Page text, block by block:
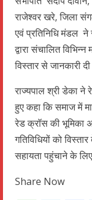
राजेश्वर खरे, जिला
एवं प्रतिनिधि मंडल
द्वारा संचालित
विस्तार से जानकारी
राज्यपाल श्री डेका ने
हुए कहा कि समाज में
रेड क्रॉस की भूमिका
गतिविधियों को
सहायता पहुंचाने के
Share Now